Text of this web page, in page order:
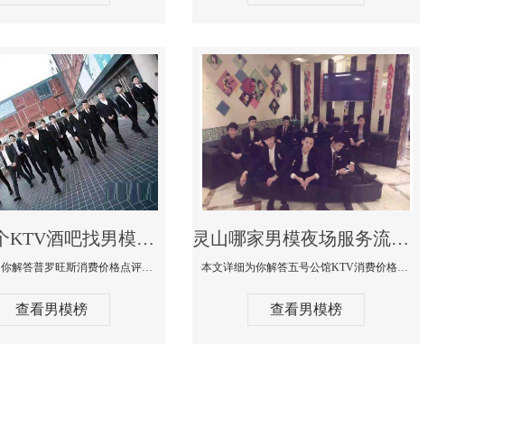
灵山那个KTV酒吧找男模帅哥男妓多-普罗旺斯KTV真实口碑点评
本文详细为你解答普罗旺斯消费价格点评，更多关于那个KTV酒吧找男模帅哥最多免费咨询150 99997335微信同步！
查看男模榜
灵山哪家男模夜场服务流程全面-五号公馆KTV消费价格点评
本文详细为你解答五号公馆KTV消费价格，更多关于哪家男模夜场服务流程全面免费咨询150 99997335微信同步！
查看男模榜